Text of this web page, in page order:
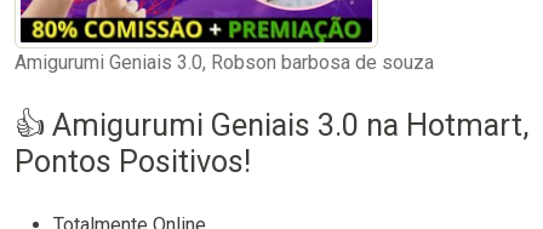
Amigurumi Geniais 3.0, Robson barbosa de souza
👍 Amigurumi Geniais 3.0 na Hotmart,
Pontos Positivos!